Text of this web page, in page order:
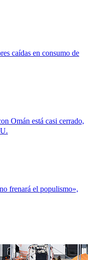
caídas en consumo de
Omán está casi cerrado,
frenará el populismo»,